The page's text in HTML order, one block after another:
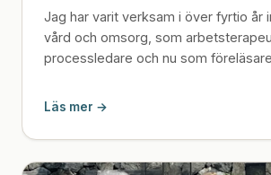
Jag har varit verksam i över fyrtio år
vård och omsorg, som
processledare och nu som
Läs mer →